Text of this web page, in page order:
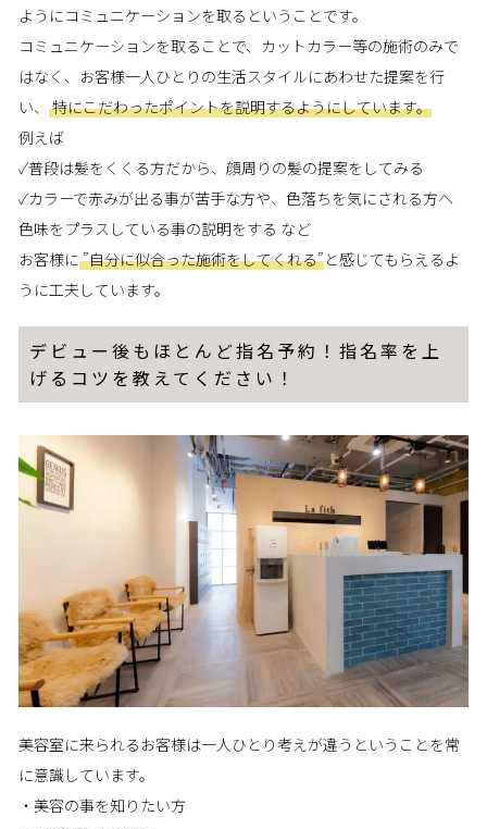
ようにコミュニケーションを取るということです。
コミュニケーションを取ることで、カットカラー等の施術のみで
はなく、お客様一人ひとりの生活スタイルにあわせた提案を行
い、特にこだわったポイントを説明するようにしています。
例えば
✓普段は髪をくくる方だから、顔周りの髪の提案をしてみる
✓カラーで赤みが出る事が苦手な方や、色落ちを気にされる方へ
色味をプラスしている事の説明をする など
お客様に”自分に似合った施術をしてくれる”と感じてもらえるよ
うに工夫しています。
デビュー後もほとんど指名予約！指名率を上
げるコツを教えてください！
美容室に来られるお客様は一人ひとり考えが違うということを常
に意識しています。
・美容の事を知りたい方